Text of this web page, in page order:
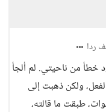
ردا
خطأ من ناحيتي. لم ألجأ
ولكن ذهبت إلى
طبقت ما قالته،